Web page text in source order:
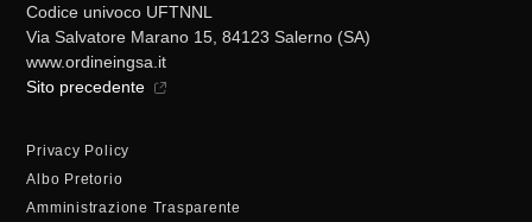
Codice univoco UFTNNL
Via Salvatore Marano 15, 84123 Salerno (SA)
www.ordineingsa.it
Sito precedente
Privacy Policy
Albo Pretorio
Amministrazione Trasparente